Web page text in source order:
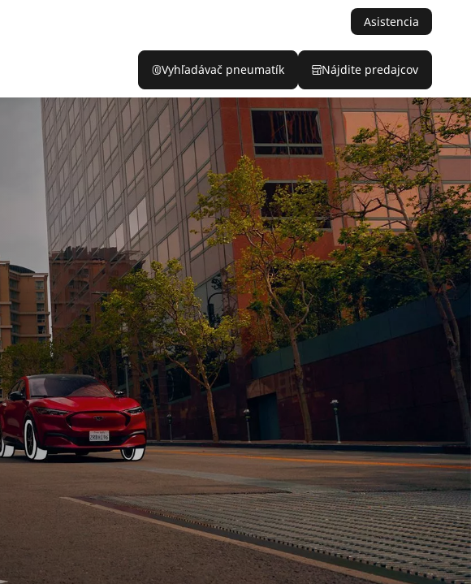
Asistencia
Vyhľadávač pneumatík Nájdite predajcov